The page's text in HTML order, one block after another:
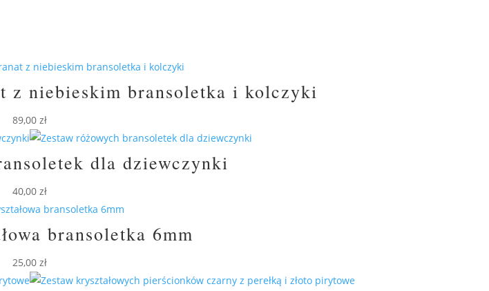
z niebieskim bransoletka i kolczyki
89,00 zł
dla dziewczynki
40,00 zł
bransoletka 6mm
25,00 zł